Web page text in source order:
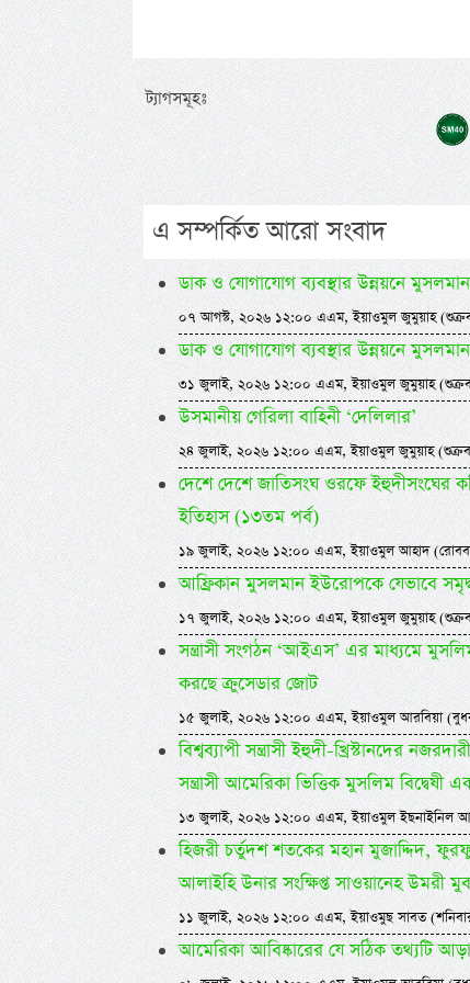
ট্যাগসমূহঃ
এ সম্পর্কিত আরো সংবাদ
ডাক ও যোগাযোগ ব্যবস্থার উন্নয়নে
০৭ আগস্ট, ২০২৬ ১২:০০ এএম, ইয়াওমুল জুমুয়াহ
ডাক ও যোগাযোগ ব্যবস্থার উন্নয়নে
৩১ জুলাই, ২০২৬ ১২:০০ এএম, ইয়াওমুল জুমুয়াহ
উসমানীয় গেরিলা বাহিনী ‘দেলিলার’
২৪ জুলাই, ২০২৬ ১২:০০ এএম, ইয়াওমুল জুমুয়াহ
দেশে দেশে জাতিসংঘ ওরফে ইহুদীসংঘের
ইতিহাস (১৩তম পর্ব)
১৯ জুলাই, ২০২৬ ১২:০০ এএম, ইয়াওমুল আহাদ
আফ্রিকান মুসলমান ইউরোপকে যেভাবে
১৭ জুলাই, ২০২৬ ১২:০০ এএম, ইয়াওমুল জুমুয়াহ
সন্ত্রাসী সংগঠন ‘আইএস’ এর মাধ্যমে মুসলিম
করছে ক্রুসেডার জোট
১৫ জুলাই, ২০২৬ ১২:০০ এএম, ইয়াওমুল আরবিয়া
বিশ্বব্যাপী সন্ত্রাসী ইহুদী-খ্রিস্টানদের
সন্ত্রাসী আমেরিকা ভিত্তিক মুসলিম
১৩ জুলাই, ২০২৬ ১২:০০ এএম, ইয়াওমুল ইছনাইনিল
হিজরী চর্তুদশ শতকের মহান মুজাদ্দিদ,
আলাইহি উনার সংক্ষিপ্ত সাওয়ানেহ উমরী
১১ জুলাই, ২০২৬ ১২:০০ এএম, ইয়াওমুছ সাবত
আমেরিকা আবিষ্কারের যে সঠিক তথ্যটি